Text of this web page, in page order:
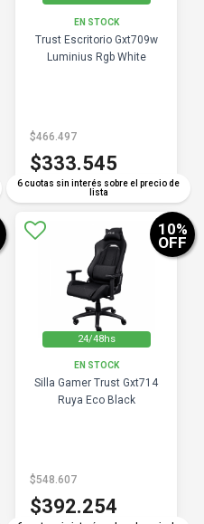
EN STOCK
Trust Escritorio Gxt709w
Luminius Rgb White
6 cuotas sin interés sobre el precio de
lista
$466.497
$333.545
24/48hs
EN STOCK
Silla Gamer Trust Gxt714
Ruya Eco Black
10%
OFF
$548.607
$392.254